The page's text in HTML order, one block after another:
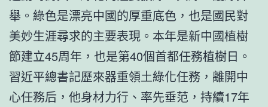
舉。綠色是漂亮中國的厚重底色，也是國民對
美妙生涯尋求的主要表現。本年是新中國植樹
節建立45周年，也是第40個首都任務植樹日。
習近平總書記歷來器重領土綠化任務，離開中
心任務后，他身材力行、率先垂范，持續17年